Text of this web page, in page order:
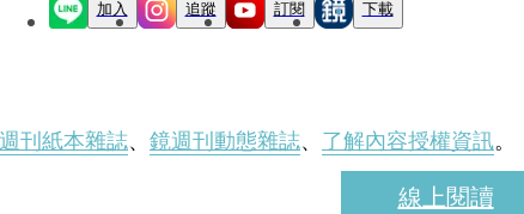
加入 追蹤 訂閱 下載
刊紙本雜誌、 鏡週刊動態雜誌、 了解內容授權資訊。
線上閱讀